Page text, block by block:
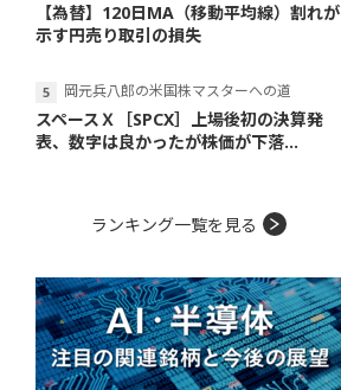
【為替】120日MA（移動平均線）割れが
示す円売り取引の損失
岡元兵八郎の米国株マスターへの道
スペースＸ［SPCX］上場後初の決算発
表、数字は良かったが株価が下落...
ランキング一覧を見る